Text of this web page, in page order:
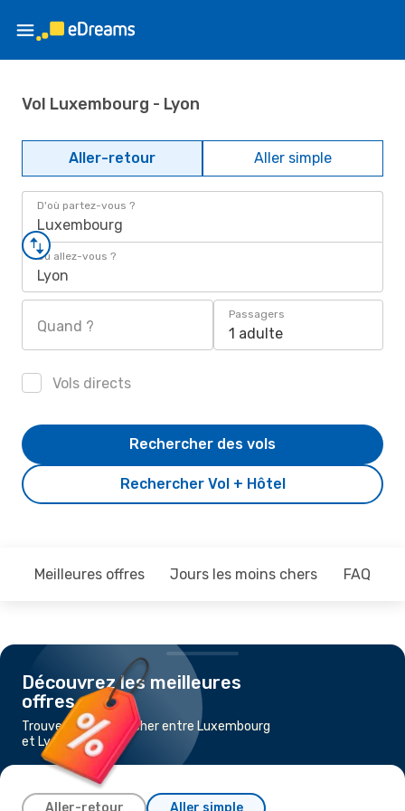
Vol Luxembourg - Lyon
Aller-retour Aller simple
D'où partez-vous ?
Luxembourg
Où allez-vous ?
Lyon
Quand ?
Passagers
1 adulte
Vols directs
Rechercher Vol + Hôtel
Rechercher des vols
Meilleures offres Jours les moins chers FAQ
Découvrez les meilleures
offres
Trouvez un vol pas cher entre Luxembourg
et Lyon
Aller-retour Aller simple